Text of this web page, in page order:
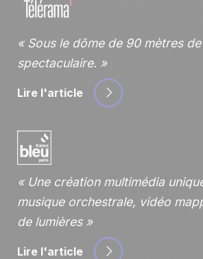
Sous le dôme de 90 mètres
spectaculaire.
Lire l'article
Une création multimédia
musique orchestrale, vidéo
de lumières
Lire l'article